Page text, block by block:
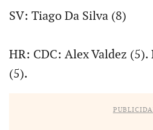
SV: Tiago Da Silva (8)
HR: CDC: Alex Valdez
(5).